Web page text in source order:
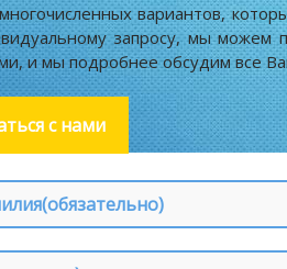
вариантов,
запросу, мы можем
и мы подробнее обсудим все
с нами